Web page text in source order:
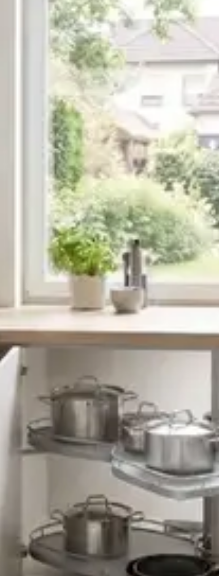
Speisekammern
Garderoben
Küchenrückwände
Tischlerei
Reinigung & Pflege